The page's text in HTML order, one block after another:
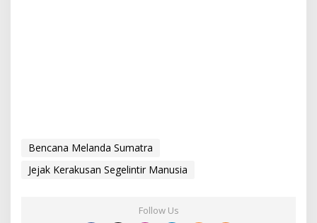
Bencana Melanda Sumatra
Jejak Kerakusan Segelintir Manusia
Follow Us